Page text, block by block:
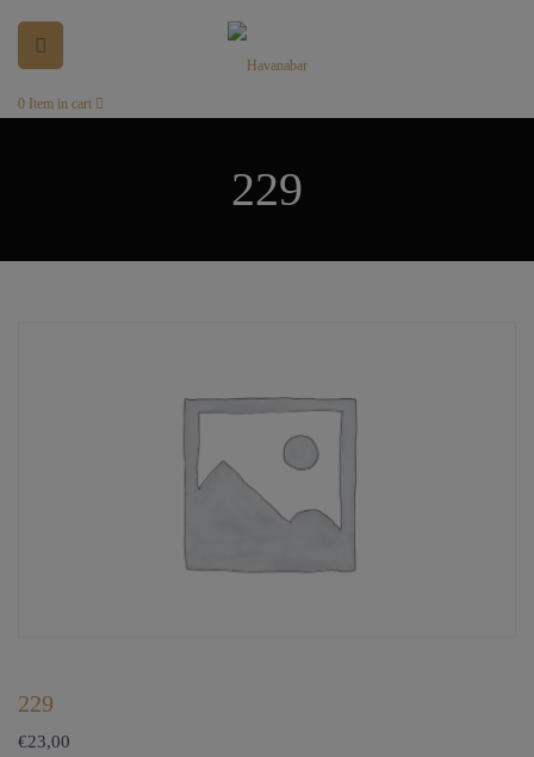
0 Item in cart
229
229
€23,00